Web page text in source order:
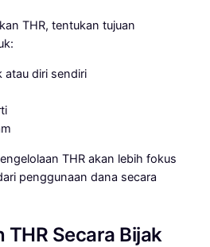
THR, tentukan tujuan
atau diri sendiri
THR akan lebih fokus
penggunaan dana secara
THR Secara Bijak